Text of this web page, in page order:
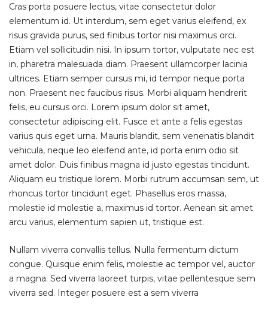
Cras porta posuere lectus, vitae consectetur dolor
elementum id. Ut interdum, sem eget varius eleifend, ex
risus gravida purus, sed finibus tortor nisi maximus orci.
Etiam vel sollicitudin nisi. In ipsum tortor, vulputate nec est
in, pharetra malesuada diam. Praesent ullamcorper lacinia
ultrices. Etiam semper cursus mi, id tempor neque porta
non. Praesent nec faucibus risus. Morbi aliquam hendrerit
felis, eu cursus orci. Lorem ipsum dolor sit amet,
consectetur adipiscing elit. Fusce et ante a felis egestas
varius quis eget urna. Mauris blandit, sem venenatis blandit
vehicula, neque leo eleifend ante, id porta enim odio sit
amet dolor. Duis finibus magna id justo egestas tincidunt.
Aliquam eu tristique lorem. Morbi rutrum accumsan sem, ut
rhoncus tortor tincidunt eget. Phasellus eros massa,
molestie id molestie a, maximus id tortor. Aenean sit amet
arcu varius, elementum sapien ut, tristique est.
Nullam viverra convallis tellus. Nulla fermentum dictum
congue. Quisque enim felis, molestie ac tempor vel, auctor
a magna. Sed viverra laoreet turpis, vitae pellentesque sem
viverra sed. Integer posuere est a sem viverra